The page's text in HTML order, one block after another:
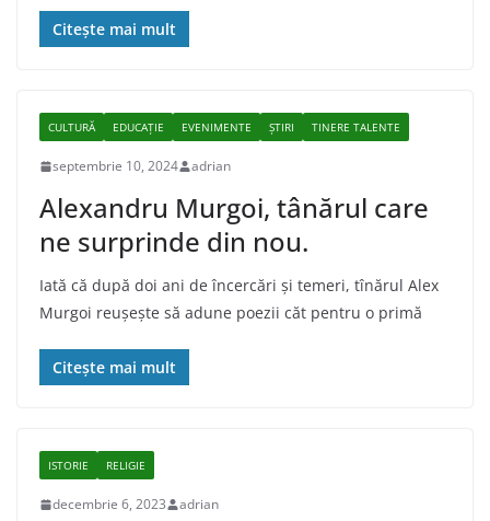
Citește mai mult
CULTURĂ EDUCAȚIE EVENIMENTE ȘTIRI TINERE TALENTE
septembrie 10, 2024 adrian
Alexandru Murgoi, tânărul care
ne surprinde din nou.
Iată că după doi ani de încercări şi temeri, tînărul Alex
Murgoi reuşeşte să adune poezii căt pentru o primă
Citește mai mult
ISTORIE RELIGIE
decembrie 6, 2023 adrian